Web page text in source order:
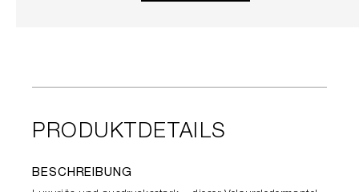
PRODUKTDETAILS
BESCHREIBUNG